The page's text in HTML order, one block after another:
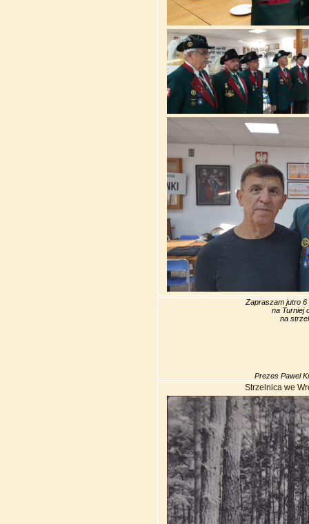
Zapraszam jutro
na Turniej
na
Prezes Pawel
Strzelnica we